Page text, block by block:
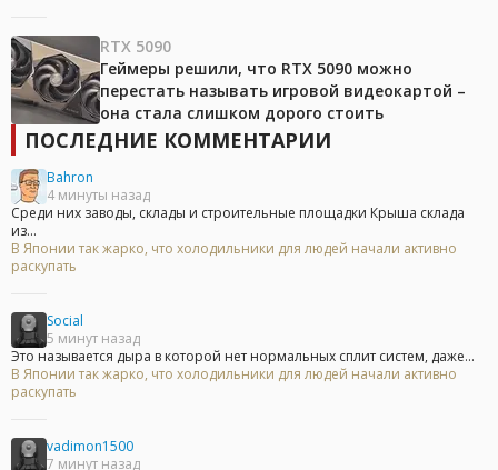
RTX 5090
Геймеры решили, что RTX 5090 можно
перестать называть игровой видеокартой –
она стала слишком дорого стоить
ПОСЛЕДНИЕ КОММЕНТАРИИ
Bahron
4 минуты назад
Среди них заводы, склады и строительные площадки Крыша склада
из...
В Японии так жарко, что холодильники для людей начали активно
раскупать
Social
5 минут назад
Это называется дыра в которой нет нормальных сплит систем, даже...
В Японии так жарко, что холодильники для людей начали активно
раскупать
vadimon1500
7 минут назад